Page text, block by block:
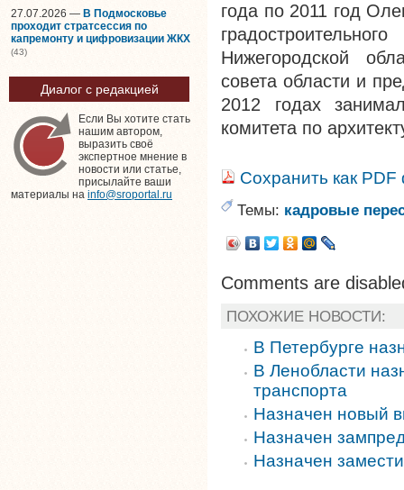
27.07.2026 — В Подмосковье
проходит стратсессия по
капремонту и цифровизации ЖКХ
(43)
Диалог с редакцией
Если Вы хотите стать
нашим автором,
выразить своё
экспертное мнение в
новости или статье,
присылайте ваши
материалы на info@sroportal.ru
года по 2011 год
Нижегородской
совета области и
2012 годах
комитета по
Сохранить как
Темы: кадровые
Comments are
ПОХОЖИЕ НОВОСТИ:
В Петербурге
В Ленобласти
транспорта
Назначен новый
Назначен
Назначен